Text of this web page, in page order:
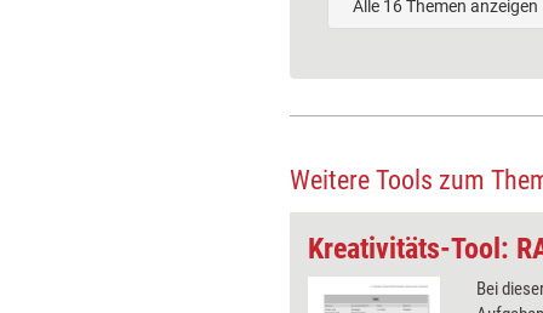
Alle 16 Themen anzeigen
Weitere Tools zum
Bei